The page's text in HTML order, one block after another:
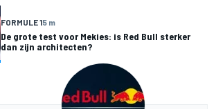
FORMULE 15 m
De grote test voor Mekies: is Red Bull sterker
dan zijn architecten?